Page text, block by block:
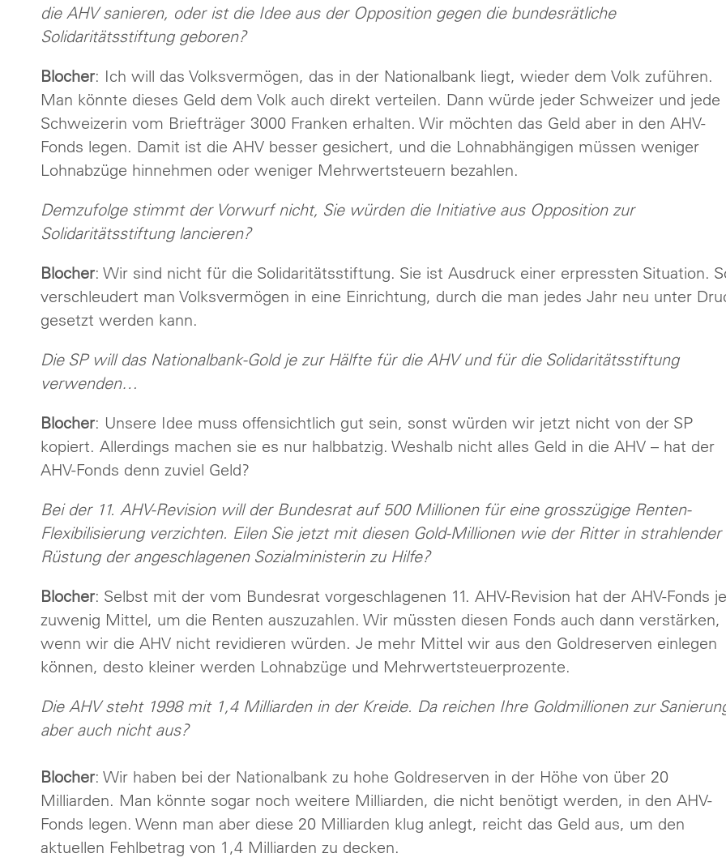
die AHV sanieren, oder ist die Idee aus der Opposition gegen die bundesrätliche
Solidaritätsstiftung geboren?
Blocher: Ich will das Volksvermögen, das in der Nationalbank liegt, wieder dem Volk zuführen.
Man könnte dieses Geld dem Volk auch direkt verteilen. Dann würde jeder Schweizer und jede
Schweizerin vom Briefträger 3000 Franken erhalten. Wir möchten das Geld aber in den AHV-
Fonds legen. Damit ist die AHV besser gesichert, und die Lohnabhängigen müssen weniger
Lohnabzüge hinnehmen oder weniger Mehrwertsteuern bezahlen.
Demzufolge stimmt der Vorwurf nicht, Sie würden die Initiative aus Opposition zur
Solidaritätsstiftung lancieren?
Blocher: Wir sind nicht für die Solidaritätsstiftung. Sie ist Ausdruck einer erpressten Situation.
verschleudert man Volksvermögen in eine Einrichtung, durch die man jedes Jahr neu unter
gesetzt werden kann.
Die SP will das Nationalbank-Gold je zur Hälfte für die AHV und für die Solidaritätsstiftung
verwenden…
Blocher: Unsere Idee muss offensichtlich gut sein, sonst würden wir jetzt nicht von der SP
kopiert. Allerdings machen sie es nur halbbatzig. Weshalb nicht alles Geld in die AHV – hat der
AHV-Fonds denn zuviel Geld?
Bei der 11. AHV-Revision will der Bundesrat auf 500 Millionen für eine grosszügige Renten-
Flexibilisierung verzichten. Eilen Sie jetzt mit diesen Gold-Millionen wie der Ritter in strahlender
Rüstung der angeschlagenen Sozialministerin zu Hilfe?
Blocher: Selbst mit der vom Bundesrat vorgeschlagenen 11. AHV-Revision hat der AHV-Fonds
zuwenig Mittel, um die Renten auszuzahlen. Wir müssten diesen Fonds auch dann verstärken,
wenn wir die AHV nicht revidieren würden. Je mehr Mittel wir aus den Goldreserven einlegen
können, desto kleiner werden Lohnabzüge und Mehrwertsteuerprozente.
Die AHV steht 1998 mit 1,4 Milliarden in der Kreide. Da reichen Ihre Goldmillionen zur
aber auch nicht aus?
Blocher: Wir haben bei der Nationalbank zu hohe Goldreserven in der Höhe von über 20
Milliarden. Man könnte sogar noch weitere Milliarden, die nicht benötigt werden, in den AHV-
Fonds legen. Wenn man aber diese 20 Milliarden klug anlegt, reicht das Geld aus, um den
aktuellen Fehlbetrag von 1,4 Milliarden zu decken.